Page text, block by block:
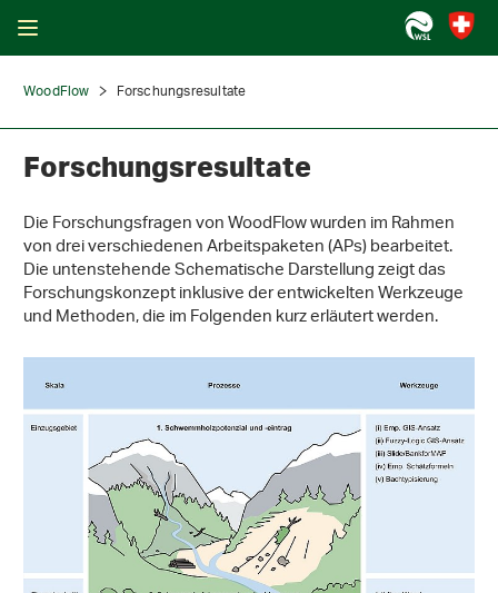
WoodFlow Forschungsresultate
Forschungsresultate
Die Forschungsfragen von WoodFlow wurden im Rahmen
von drei verschiedenen Arbeitspaketen (APs) bearbeitet.
Die untenstehende Schematische Darstellung zeigt das
Forschungskonzept inklusive der entwickelten Werkzeuge
und Methoden, die im Folgenden kurz erläutert werden.